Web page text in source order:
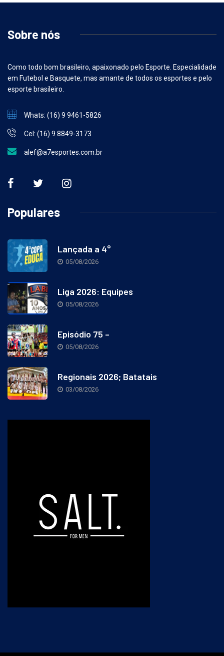
Sobre nós
Como todo bom brasileiro, apaixonado pelo Esporte. Especialidade
em Futebol e Basquete, mas amante de todos os esportes e pelo
esporte brasileiro.
Whats: (16) 9 9461-5826
Cel: (16) 9 8849-3173
alef@a7esportes.com.br
Populares
Lançada a 4°
05/08/2026
Liga 2026: Equipes
05/08/2026
Episódio 75 –
05/08/2026
Regionais 2026; Batatais
03/08/2026